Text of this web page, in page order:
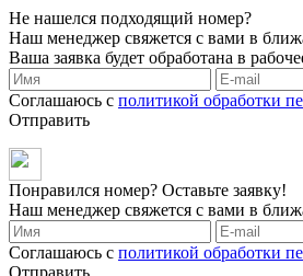
Не нашелся подходящий номер?
Наш менеджер свяжется с вами в
Ваша заявка будет обработана в
Соглашаюсь с политикой обработки
Отправить
Понравился номер? Оставьте заявку!
Наш менеджер свяжется с вами в
Соглашаюсь с политикой обработки
Отправить